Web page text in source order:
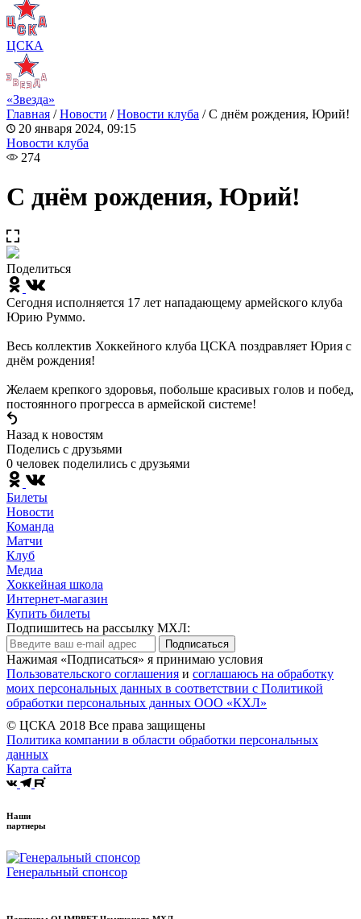
ЦСКА
«Звезда»
Главная /Новости /Новости клуба /С днём рождения, Юрий!
20 января 2024, 09:15
Новости клуба
274
С днём рождения, Юрий!
Поделиться
Сегодня исполняется 17 лет нападающему армейского клуба
Юрию Руммо.
Весь коллектив Хоккейного клуба ЦСКА поздравляет Юрия с
днём рождения!
Желаем крепкого здоровья, побольше красивых голов и побед,
постоянного прогресса в армейской системе!
Назад к новостям
Поделись c друзьями
0 человек поделились c друзьями
Билеты
Новости
Команда
Матчи
Клуб
Медиа
Хоккейная школа
Интернет-магазин
Купить билеты
Подпишитесь на рассылку МХЛ:
Подписаться
Нажимая «Подписаться» я принимаю условия
Пользовательского соглашения и соглашаюсь на обработку
моих персональных данных в соответствии с Политикой
обработки персональных данных ООО «КХЛ»
© ЦСКА 2018 Все права защищены
Политика компании в области обработки персональных
данных
Карта сайта
Наши
партнеры
Генеральный спонсор